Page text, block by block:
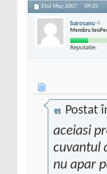
31st May 2007, 09:25
barosanu
Membru
Reputatie:
Postat
aceiasi
cuvantul
nu apar